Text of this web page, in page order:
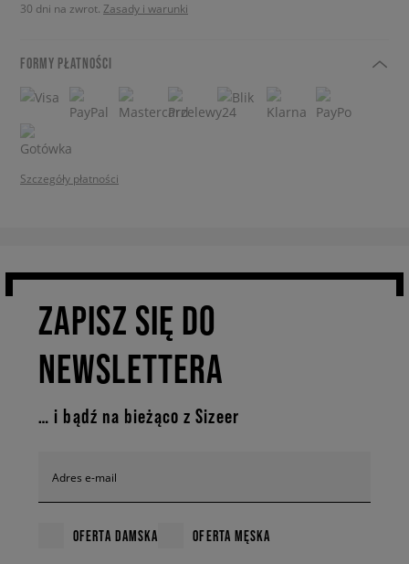
30 dni na zwrot. Zasady i warunki
FORMY PŁATNOŚCI
Szczegóły płatności
ZAPISZ SIĘ DO
NEWSLETTERA
… i bądź na bieżąco z Sizeer
Adres e-mail
OFERTA DAMSKA OFERTA MĘSKA